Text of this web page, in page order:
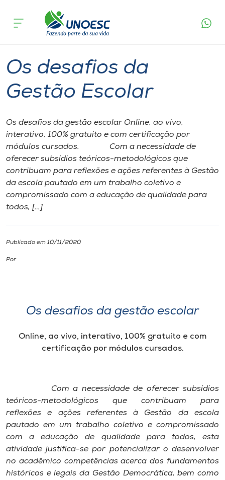
Cursos
Pesquisa
Portal de Ensino
A
Cultura
CPA
Editora
Rádio
Os desafios da
Gestão Escolar
Os desafios da gestão escolar Online, ao vivo,
interativo, 100% gratuito e com certificação por
módulos cursados. Com a necessidade de
oferecer subsídios teóricos-metodológicos que
contribuam para reflexões e ações referentes à Gestão
da escola pautado em um trabalho coletivo e
compromissado com a educação de qualidade para
todos, […]
Publicado em 10/11/2020
Por
Os desafios da gestão escolar
Online, ao vivo, interativo, 100% gratuito e com
certificação por módulos cursados.
Com a necessidade de oferecer subsídios
teóricos-metodológicos que contribuam para
reflexões e ações referentes à Gestão da escola
pautado em um trabalho coletivo e compromissado
com a educação de qualidade para todos, esta
atividade justifica-se por potencializar o desenvolver
no acadêmico competências acerca dos fundamentos
históricos e legais da Gestão Democrática, bem como